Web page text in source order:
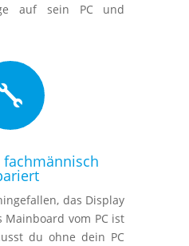
auf sein PC und
das Display
vom PC ist
du ohne dein PC